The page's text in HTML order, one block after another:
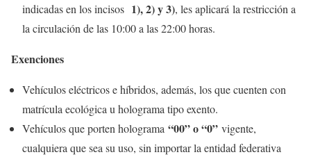
indicadas en los incisos 1), 2) y 3), les aplicará la restricción a
la circulación de las 10:00 a las 22:00 horas.
Exenciones
Vehículos eléctricos e híbridos, además, los que cuenten con
matrícula ecológica u holograma tipo exento.
Vehículos que porten holograma “00” o “0” vigente,
cualquiera que sea su uso, sin importar la entidad federativa